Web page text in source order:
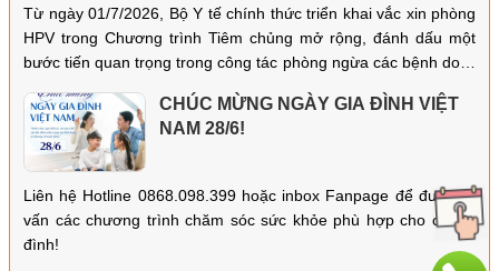
Từ ngày 01/7/2026, Bộ Y tế chính thức triển khai vắc xin phòng
HPV trong Chương trình Tiêm chủng mở rộng, đánh dấu một
bước tiến quan trọng trong công tác phòng ngừa các bệnh do vi
CHÚC MỪNG NGÀY GIA ĐÌNH VIỆT
NAM 28/6!
Liên hệ Hotline 0868.098.399 hoặc inbox Fanpage để được tư
vấn các chương trình chăm sóc sức khỏe phù hợp cho cả gia
đình!